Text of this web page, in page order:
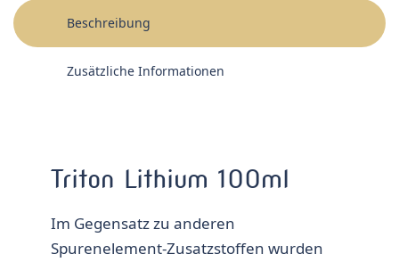
Beschreibung
Zusätzliche Informationen
Triton Lithium 100ml
Im Gegensatz zu anderen
Spurenelement-Zusatzstoffen wurden